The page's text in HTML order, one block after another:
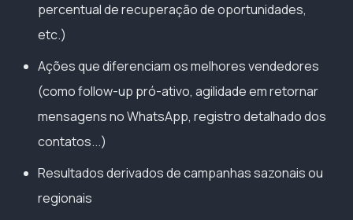
percentual de recuperação de oportunidades,
etc.)
Ações que diferenciam os melhores vendedores
(como follow-up pró-ativo, agilidade em retornar
mensagens no WhatsApp, registro detalhado dos
contatos...)
Resultados derivados de campanhas sazonais ou
regionais